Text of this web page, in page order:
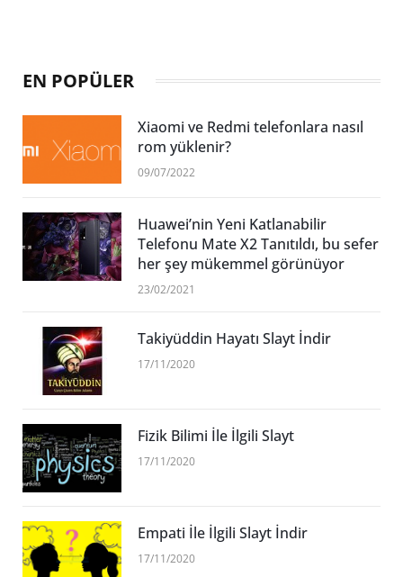
EN POPÜLER
Xiaomi ve Redmi telefonlara nasıl
rom yüklenir?
09/07/2022
Huawei’nin Yeni Katlanabilir
Telefonu Mate X2 Tanıtıldı, bu sefer
her şey mükemmel görünüyor
23/02/2021
Takiyüddin Hayatı Slayt İndir
17/11/2020
Fizik Bilimi İle İlgili Slayt
17/11/2020
Empati İle İlgili Slayt İndir
17/11/2020